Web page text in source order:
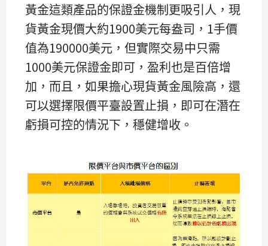
黃金這類產品的保證金機制更吸引人，現
貨黃金現價大約1900美元每盎司，1手價
值為190000美元，但實際交易中只需
1000美元保證金即可，盈利也是百倍增
加，而且，如果擔心現貨黃金風險高，還
可以選擇限價平臺設置止損，即可在潛在
虧損可控的情況下，穩健增收。